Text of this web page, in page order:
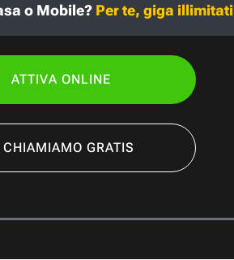
o Mobile? Per te, giga illimitati
ATTIVA ONLINE
GRATIS